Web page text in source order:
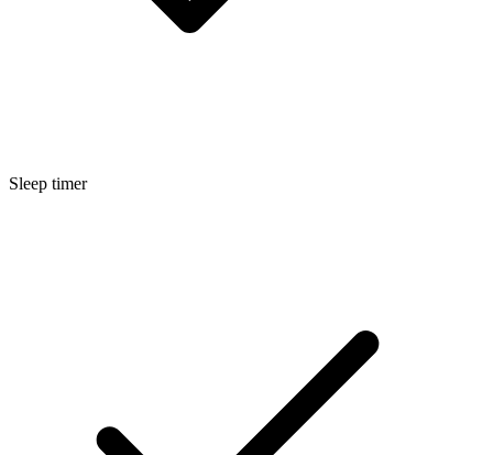
Sleep timer